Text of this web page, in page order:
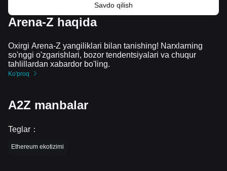
Savdo qilish
Arena-Z haqida
Oxirgi Arena-Z yangiliklari bilan tanishing! Narxlarning
so'nggi o'zgarishlari, bozor tendentsiyalari va chuqur
tahlillardan xabardor bo'ling.
Ko'proq
A2Z manbalar
Teglar ：
Ethereum ekotizimi